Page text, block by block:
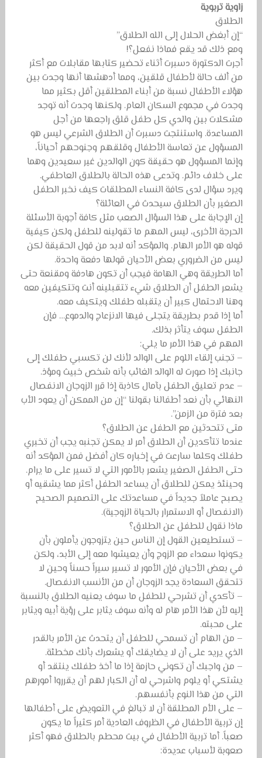
زاوية تربوية
الطلاق
“إن أبغض الحلال إلى الله الطلاق”
ومع ذلك قد يقع فماذا نفعل؟!
أجرت الدكتورة دسبرت أثناء تحضير كتابها مقابلات مع أكثر
من ألف حالة لأطفال قلقين، ومما أدهشها أنها وجدت بين
هؤلاء الأطفال نسبة من أبناء المطلقين أقل بكثير مما
وجدت في مجموع السكان العام. ولكنها وجدت أنه توجد
مشكلات بين والدي كل طفل قلق راجعها من أجل
المساعدة. واستنتجت دسبرت أن الطلاق الشرعي ليس هو
المسؤول عن تعاسة الأطفال وقلقهم وجنوحهم أحياناً،
وإنما المسؤول هو حقيقة كون الوالدين غير سعيدين وهما
على خلاف دائم. وتدعى هذه الحالة بالطلاق العاطفي.
ويرد سؤال لدى كافة النساء المطلقات كيف نخبر الطفل
الصغير بأن الطلاق سيحدث في العائلة؟
إن الإجابة على هذا السؤال الصعب مثل كافة أجوبة الأسئلة
الحرجة الأخرى، ليس المهم ما تقولينه للطفل ولكن كيفية
قوله هو الأمر الهام. والمؤكد أنه لابد من قول الحقيقة لكن
ليس من الضروري بعض الأحيان قولها دفعة واحدة.
أما الطريقة وهي الهامة فيجب أن تكون هادفة ومقنعة حتى
يشعر الطفل أن الطلاق شيء تتقبلينه أنت وتتكيفين معه
وهنا الاحتمال كبير أن يتقبله طفلك ويتكيف معه.
أما إذا قدم بطريقة يتجلى فيها الانزعاج والدموع… فإن
الطفل سوف يتأثر بذلك.
المهم في هذا الأمر ما يلي:
– تجنب إلقاء اللوم على الوالد لأنك لن تكسبي طفلك إلى
جانبك إذا صورت له الوالد الغائب بأنه شخص خبيث ومؤذ.
– عدم تعليق الطفل بآمال كاذبة إذا قرر الزوجان الانفصال
النهائي بأن نعد أطفالنا بقولنا “إن من الممكن أن يعود الأب
بعد فترة من الزمن”.
متى تتحدثين مع الطفل عن الطلاق؟
عندما تتأكدين أن الطلاق أمر لا يمكن تجنبه يجب أن تخبري
طفلك وكلما سارعت في إخباره كان أفضل فمن المؤكد أنه
حتى الطفل الصغير يشعر بالأمور التي لا تسير على ما يرام.
وحينئذ يمكن للطلاق أن يساعد الطفل أكثر مما يشقيه أو
يصبح عاملاً جديداً في مساعدتك على التصميم الصحيح
(الانفصال أو الاستمرار بالحياة الزوجية).
ماذا نقول للطفل عن الطلاق؟
– تستطيعين القول إن الناس حين يتزوجون يأملون بأن
يكونوا سعداء مع الزوج وأن يعيشوا معه إلى الأبد، ولكن
في بعض الأحيان فإن الأمور لا تسير سيراً حسناً وحين لا
تتحقق السعادة يجد الزوجان أن من الأنسب الانفصال.
– تأكدي أن تشرحي للطفل ما سوف يعنيه الطلاق بالنسبة
إليه لأن هذا الأمر هام له وأنه سوف يثابر على رؤية أبيه ويثابر
على محبته.
– من الهام أن تسمحي للطفل أن يتحدث عن الأمر بالقدر
الذي يريد على أن لا يضايقك أو يشعرك بأنك مخطئة.
– من واجبك أن تكوني حازمة إذا ما أخذ طفلك ينتقد أو
يشتكي أو يلوم واشرحي له أن الكبار لهم أن يقرروا أمورهم
التي من هذا النوع بأنفسهم.
– على الأم المطلقة أن لا تبالغ في التعويض على أطفالها
إن تربية الأطفال في الظروف العادية أمر كثيراً ما يكون
صعباً. أما تربية الأطفال في بيت محطم بالطلاق فهو أكثر
صعوبة لأسباب عديدة: